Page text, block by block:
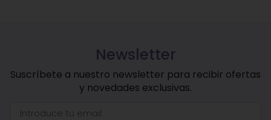
Newsletter
Suscríbete a nuestro newsletter para recibir ofertas
y novedades exclusivas.